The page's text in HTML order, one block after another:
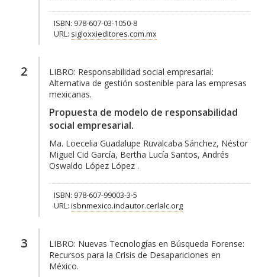
ISBN: 978-607-03-1050-8
URL: sigloxxieditores.com.mx
2 LIBRO: Responsabilidad social empresarial:
Alternativa de gestión sostenible para las empresas
mexicanas.
Propuesta de modelo de responsabilidad
social empresarial.
Ma. Loecelia Guadalupe Ruvalcaba Sánchez, Néstor
Miguel Cid García, Bertha Lucía Santos, Andrés
Oswaldo López López .
ISBN: 978-607-99003-3-5
URL: isbnmexico.indautor.cerlalc.org
3 LIBRO: Nuevas Tecnologías en Búsqueda Forense:
Recursos para la Crisis de Desapariciones en
México.